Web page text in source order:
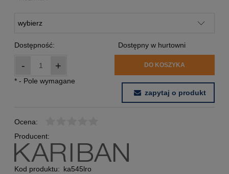
Dostępność: Dostępny w hurtowni
- + DO KOSZYKA
* - Pole wymagane
zapytaj o produkt
Ocena:
Producent:
Kod produktu: ka545lro